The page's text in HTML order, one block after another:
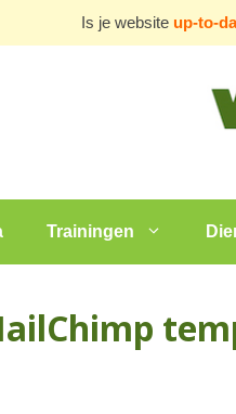
Is je website up-to-
Trainingen